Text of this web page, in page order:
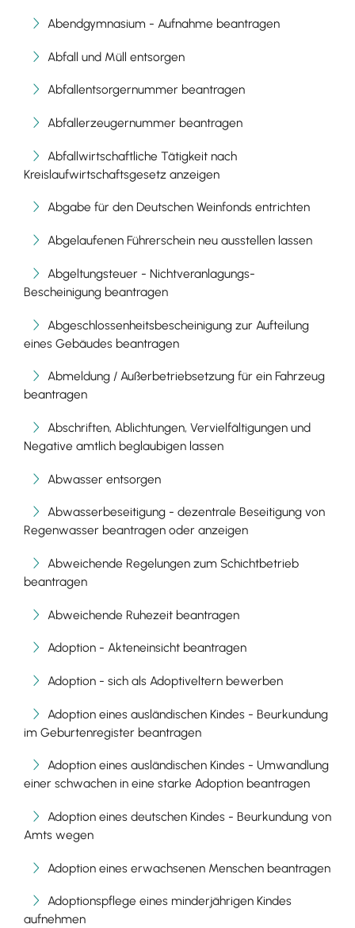
Abendgymnasium - Aufnahme beantragen
Abfall und Müll entsorgen
Abfallentsorgernummer beantragen
Abfallerzeugernummer beantragen
Abfallwirtschaftliche Tätigkeit nach
Kreislaufwirtschaftsgesetz anzeigen
Abgabe für den Deutschen Weinfonds entrichten
Abgelaufenen Führerschein neu ausstellen lassen
Abgeltungsteuer - Nichtveranlagungs-
Bescheinigung beantragen
Abgeschlossenheitsbescheinigung zur Aufteilung
eines Gebäudes beantragen
Abmeldung / Außerbetriebsetzung für ein Fahrzeug
beantragen
Abschriften, Ablichtungen, Vervielfältigungen und
Negative amtlich beglaubigen lassen
Abwasser entsorgen
Abwasserbeseitigung - dezentrale Beseitigung von
Regenwasser beantragen oder anzeigen
Abweichende Regelungen zum Schichtbetrieb
beantragen
Abweichende Ruhezeit beantragen
Adoption - Akteneinsicht beantragen
Adoption - sich als Adoptiveltern bewerben
Adoption eines ausländischen Kindes - Beurkundung
im Geburtenregister beantragen
Adoption eines ausländischen Kindes - Umwandlung
einer schwachen in eine starke Adoption beantragen
Adoption eines deutschen Kindes - Beurkundung von
Amts wegen
Adoption eines erwachsenen Menschen beantragen
Adoptionspflege eines minderjährigen Kindes
aufnehmen